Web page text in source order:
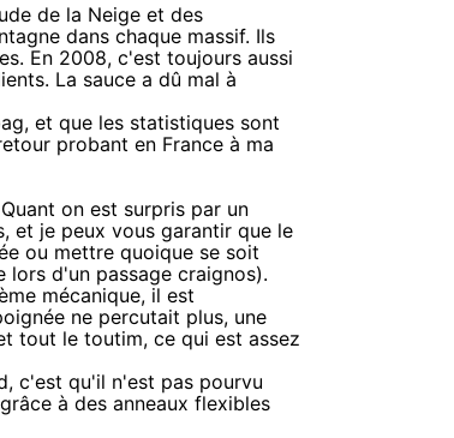
de la Neige et des
dans chaque massif. Ils
En 2008, c'est toujours aussi
La sauce a dû mal à
et que les statistiques sont
probant en France à ma
on est surpris par un
et je peux vous garantir que le
ou mettre quoique se soit
lors d'un passage craignos).
mécanique, il est
ne percutait plus, une
tout le toutim, ce qui est assez
c'est qu'il n'est pas pourvu
à des anneaux flexibles